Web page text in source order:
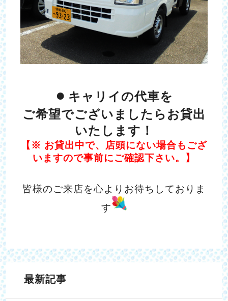
● キャリイの代車を
ご希望でございましたらお貸出
いたします！
【※ お貸出中で、店頭にない場合もござ
いますので事前にご確認下さい。】
皆様のご来店を心よりお待ちしておりま
す
最新記事